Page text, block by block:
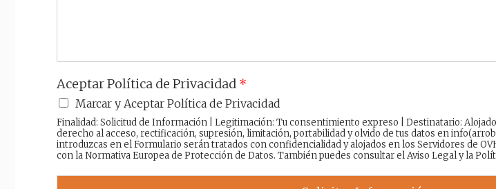
Aceptar Política de Privacidad *
Marcar y Aceptar Política de Privacidad
Finalidad: Solicitud de Información | Legitimación: Tu consentimiento expreso | Destinatario:
derecho al acceso, rectificación, supresión, limitación, portabilidad y olvido de tus datos en
introduzcas en el Formulario serán tratados con confidencialidad y alojados en los Servidores de
con la Normativa Europea de Protección de Datos. También puedes consultar elAviso Legaly la